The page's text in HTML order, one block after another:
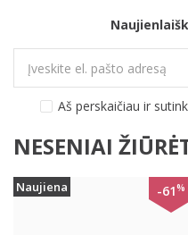
Aš perskaičiau ir
NESENIAI
Naujiena -61%